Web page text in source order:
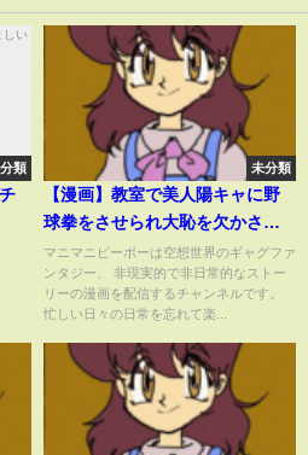
類 未分類
【漫画】教室で美人陽キャに野
球拳をさせられ大恥を欠かされ
た俺…数年後大人になり高級会
員制バーに遊びに行ったら、野
球拳をやらされ泣きそうになっ
でwww
マニマニピーポーは空想世界のギャグファ
ンタジー、 非現実的で非日常的なストー
リーの漫画を配信するチャンネルです。
忙しい日々の日常を忘れて楽...